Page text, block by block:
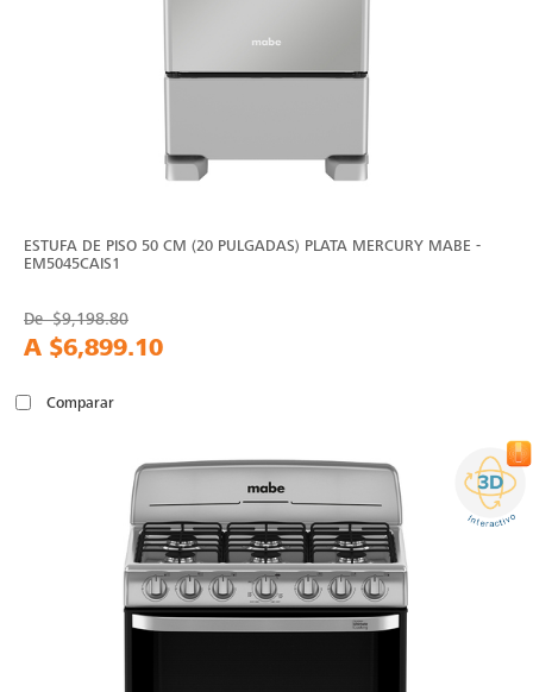
ESTUFA DE PISO 50 CM (20 PULGADAS) PLATA MERCURY MABE -
EM5045CAIS1
De$9,198.80
A $6,899.10
Comparar